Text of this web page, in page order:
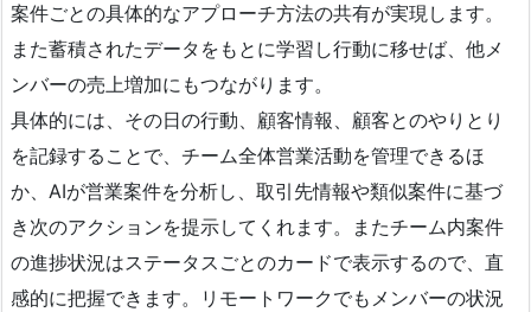
案件ごとの具体的なアプローチ方法の共有が実現します。
また蓄積されたデータをもとに学習し行動に移せば、他メ
ンバーの売上増加にもつながります。
具体的には、その日の行動、顧客情報、顧客とのやりとり
を記録することで、チーム全体営業活動を管理できるほ
か、AIが営業案件を分析し、取引先情報や類似案件に基づ
き次のアクションを提示してくれます。またチーム内案件
の進捗状況はステータスごとのカードで表示するので、直
感的に把握できます。リモートワークでもメンバーの状況